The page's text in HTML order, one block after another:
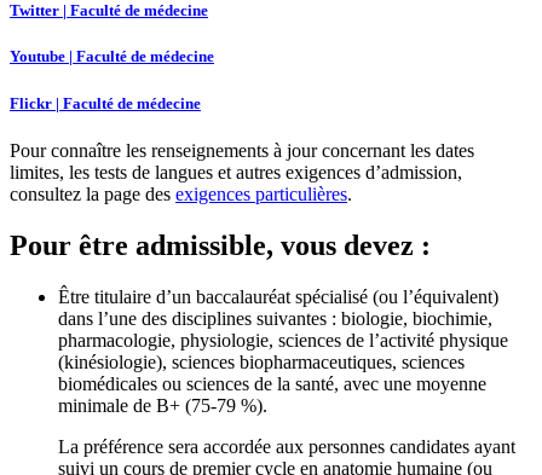
Twitter | Faculté de médecine
Youtube | Faculté de médecine
Flickr | Faculté de médecine
Pour connaître les renseignements à jour concernant les dates
limites, les tests de langues et autres exigences d’admission,
consultez la page des exigences particulières.
Pour être admissible, vous devez :
Être titulaire d’un baccalauréat spécialisé (ou l’équivalent)
dans l’une des disciplines suivantes : biologie, biochimie,
pharmacologie, physiologie, sciences de l’activité physique
(kinésiologie), sciences biopharmaceutiques, sciences
biomédicales ou sciences de la santé, avec une moyenne
minimale de B+ (75-79 %).
La préférence sera accordée aux personnes candidates ayant
suivi un cours de premier cycle en anatomie humaine (ou